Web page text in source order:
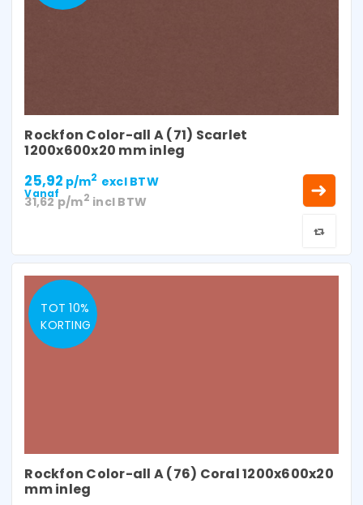
Rockfon Color-all A (71) Scarlet
1200x600x20 mm inleg
Vanaf
25,92 p/m2 excl BTW
31,62p/m2 incl BTW
TOT 10%
KORTING
Rockfon Color-all A (76) Coral 1200x600x20
mm inleg